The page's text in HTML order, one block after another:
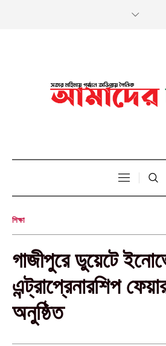
শিক্ষা
গাজীপুরে ডুয়েটে
এন্ট্রাপ্রেনারশিপ
অনুষ্ঠিত